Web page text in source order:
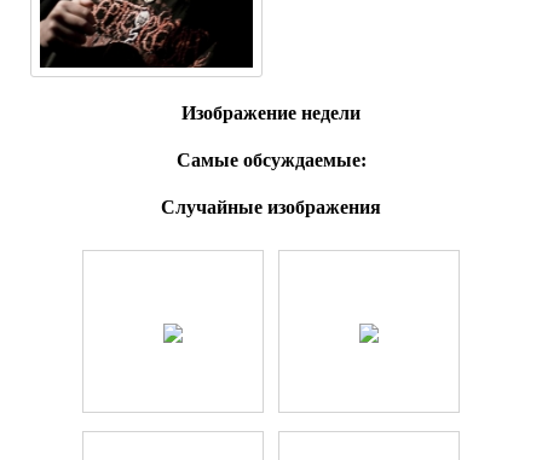
Изображение недели
Самые обсуждаемые:
Случайные изображения